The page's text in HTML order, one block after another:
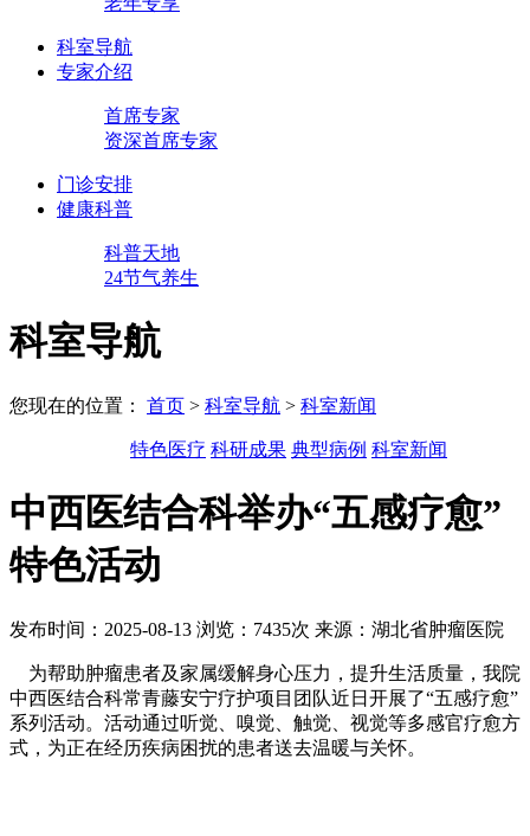
科室导航
专家介绍
首席专家
资深首席专家
门诊安排
健康科普
科普天地
24节气养生
科室导航
您现在的位置： 首页 > 科室导航 > 科室新闻
特色医疗 科研成果 典型病例 科室新闻
中西医结合科举办“五感疗愈”
特色活动
发布时间：2025-08-13 浏览：7435次 来源：湖北省肿瘤医院
为帮助肿瘤患者及家属缓解身心压力，提升生活质量，我院
中西医结合科常青藤安宁疗护项目团队近日开展了“五感疗愈”
系列活动。活动通过听觉、嗅觉、触觉、视觉等多感官疗愈方
式，为正在经历疾病困扰的患者送去温暖与关怀。